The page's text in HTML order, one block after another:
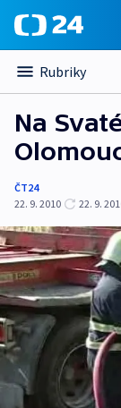
Rubriky
Na
ČT24
22. 9. 2010
22. 9.